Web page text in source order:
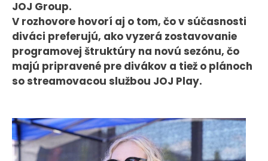
JOJ Group.
V rozhovore hovorí aj o tom, čo v súčasnosti
diváci preferujú, ako vyzerá zostavovanie
programovej štruktúry na novú sezónu, čo
majú pripravené pre divákov a tiež o plánoch
so streamovacou službou JOJ Play.